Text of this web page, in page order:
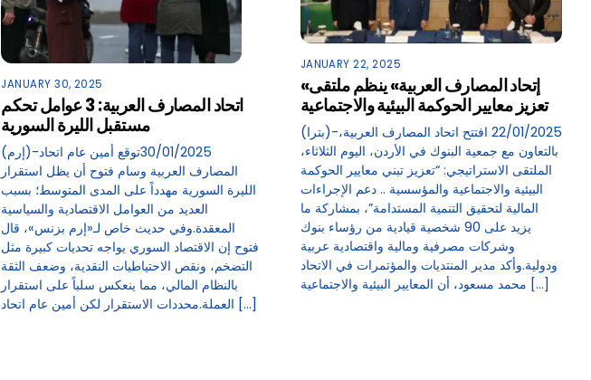
JANUARY 30, 2025
اتحاد المصارف العربية: 3 عوامل تحكم
مستقبل الليرة السورية
(إرم)-30/01/2025توقع أمين عام اتحاد
المصارف العربية وسام فتوح أن يظل استقرار
الليرة السورية مهدداً على المدى المتوسط؛ بسبب
العديد من العوامل الاقتصادية والسياسية
المعقدة.وفي حديث خاص لـ«إرم بزنس»، قال
فتوح إن الاقتصاد السوري يواجه تحديات كبيرة مثل
التضخم، ونقص الاحتياطيات النقدية، وضعف الثقة
بالنظام المالي، مما ينعكس سلباً على استقرار
العملة.محددات الاستقرار لكن أمين عام اتحاد […]
JANUARY 22, 2025
«إتحاد المصارف العربية» ينظم ملتقى
تعزيز معايير الحوكمة البيئية والاجتماعية
(بترا)-22/01/2025 افتتح اتحاد المصارف العربية،
بالتعاون مع جمعية البنوك في الأردن، اليوم الثلاثاء،
الملتقى الاستراتيجي: “تعزيز تبني معايير الحوكمة
البيئية والاجتماعية والمؤسسية .. دعم الإجراءات
المالية لتحقيق التنمية المستدامة”، بمشاركة ما
يزيد على 90 شخصية قيادية من رؤساء بنوك
وشركات مصرفية ومالية واقتصادية عربية
ودولية.وأكد مدير المنتديات والمؤتمرات في الاتحاد
محمد مسعود، أن المعايير البيئية والاجتماعية […]